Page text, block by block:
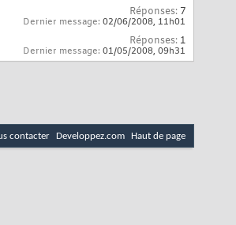
Réponses: 7
Dernier message: 02/06/2008, 11h01
Réponses: 1
Dernier message: 01/05/2008, 09h31
contacter Developpez.com Haut de page